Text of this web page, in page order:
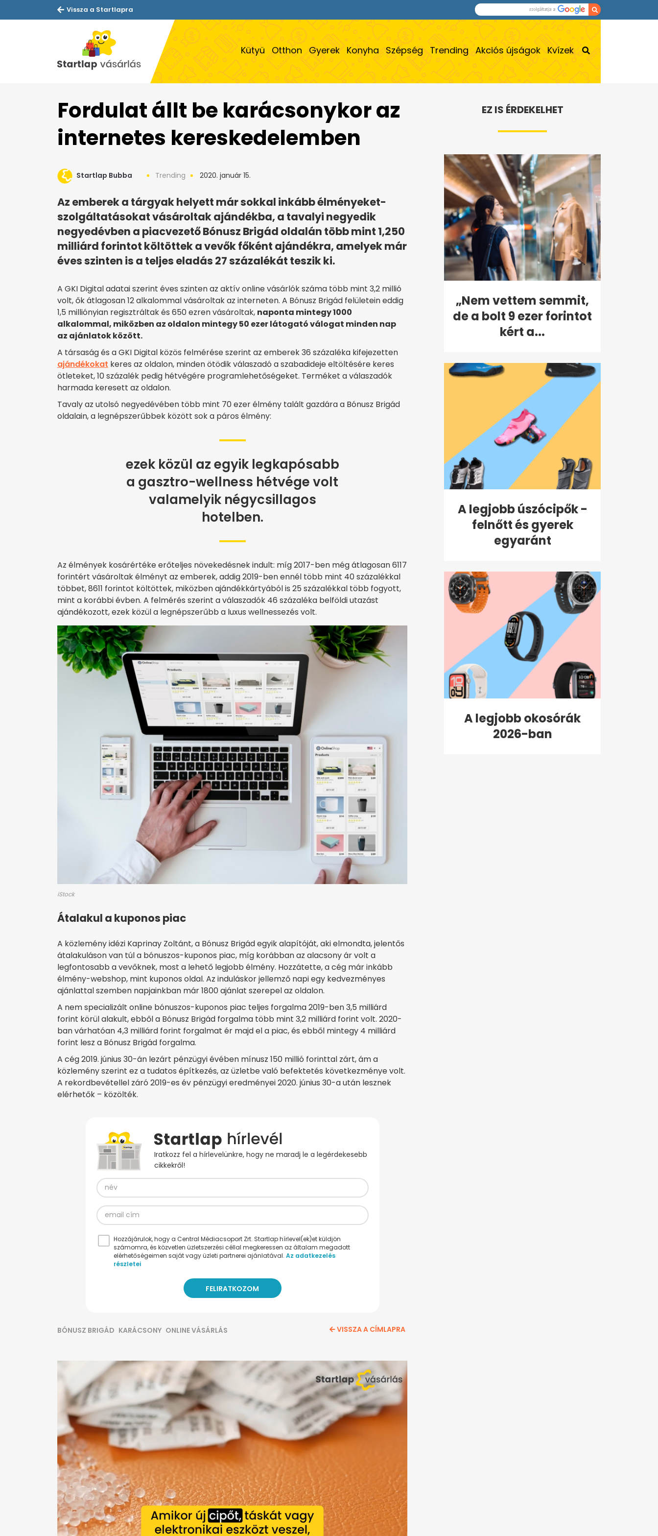
Vissza a Startlapra
Kütyü Otthon Gyerek Konyha Szépség Trending Akciós újságok Kvízek
Fordulat állt be karácsonykor az
internetes kereskedelemben
Startlap Bubba Trending 2020. január 15.
Az emberek a tárgyak helyett már sokkal inkább élményeket-
szolgáltatásokat vásároltak ajándékba, a tavalyi negyedik
negyedévben a piacvezető Bónusz Brigád oldalán több mint 1,250
milliárd forintot költöttek a vevők főként ajándékra, amelyek már
éves szinten is a teljes eladás 27 százalékát teszik ki.
A GKI Digital adatai szerint éves szinten az aktív online vásárlók száma több mint 3,2 millió
volt, ők átlagosan 12 alkalommal vásároltak az interneten. A Bónusz Brigád felületein eddig
1,5 milliónyian regisztráltak és 650 ezren vásároltak, naponta mintegy 1000
alkalommal, miközben az oldalon mintegy 50 ezer látogató válogat minden nap
az ajánlatok között.
A társaság és a GKI Digital közös felmérése szerint az emberek 36 százaléka kifejezetten
ajándékokat keres az oldalon, minden ötödik válaszadó a szabadideje eltöltésére keres
ötleteket, 10 százalék pedig hétvégére programlehetőségeket. Terméket a válaszadók
harmada keresett az oldalon.
Tavaly az utolsó negyedévében több mint 70 ezer élmény talált gazdára a Bónusz Brigád
oldalain, a legnépszerűbbek között sok a páros élmény:
ezek közül az egyik legkapósabb
a gasztro-wellness hétvége volt
valamelyik négycsillagos
hotelben.
Az élmények kosárértéke erőteljes növekedésnek indult: míg 2017-ben még átlagosan 6117
forintért vásároltak élményt az emberek, addig 2019-ben ennél több mint 40 százalékkal
többet, 8611 forintot költöttek, miközben ajándékkártyából is 25 százalékkal több fogyott,
mint a korábbi évben. A felmérés szerint a válaszadók 46 százaléka belföldi utazást
ajándékozott, ezek közül a legnépszerűbb a luxus wellnessezés volt.
iStock
Átalakul a kuponos piac
A közlemény idézi Kaprinay Zoltánt, a Bónusz Brigád egyik alapítóját, aki elmondta, jelentős
átalakuláson van túl a bónuszos-kuponos piac, míg korábban az alacsony ár volt a
legfontosabb a vevőknek, most a lehető legjobb élmény. Hozzátette, a cég már inkább
élmény-webshop, mint kuponos oldal. Az induláskor jellemző napi egy kedvezményes
ajánlattal szemben napjainkban már 1800 ajánlat szerepel az oldalon.
A nem specializált online bónuszos-kuponos piac teljes forgalma 2019-ben 3,5 milliárd
forint körül alakult, ebből a Bónusz Brigád forgalma több mint 3,2 milliárd forint volt. 2020-
ban várhatóan 4,3 milliárd forint forgalmat ér majd el a piac, és ebből mintegy 4 milliárd
forint lesz a Bónusz Brigád forgalma.
A cég 2019. június 30-án lezárt pénzügyi évében mínusz 150 millió forinttal zárt, ám a
közlemény szerint ez a tudatos építkezés, az üzletbe való befektetés következménye volt.
A rekordbevétellel záró 2019-es év pénzügyi eredményei 2020. június 30-a után lesznek
elérhetők – közölték.
Iratkozz fel a hírlevelünkre, hogy ne maradj le a legérdekesebb
cikkekről!
Hozzájárulok, hogy a Central Médiacsoport Zrt. Startlap hírlevel(ek)et küldjön
számomra, és közvetlen üzletszerzési céllal megkeressen az általam megadott
elérhetőségeimen saját vagy üzleti partnerei ajánlatával. Az adatkezelés
részletei
BÓNUSZ BRIGÁD KARÁCSONY ONLINE VÁSÁRLÁS VISSZA A CÍMLAPRA
EZ IS ÉRDEKELHET
„Nem vettem semmit,
de a bolt 9 ezer forintot
kért a...
A legjobb úszócipők -
felnőtt és gyerek
egyaránt
A legjobb okosórák
2026-ban